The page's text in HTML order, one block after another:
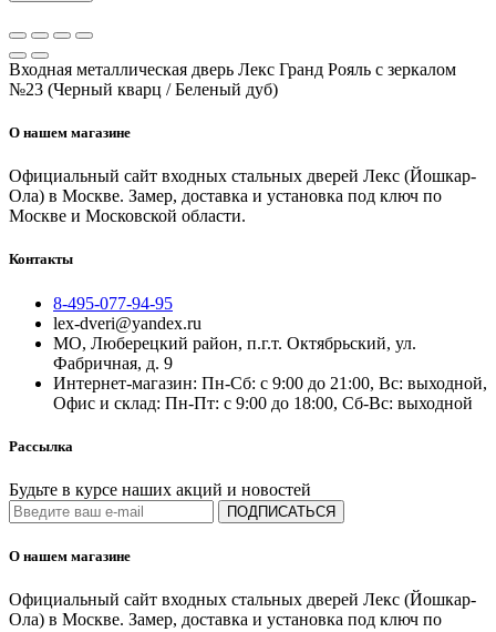
Входная металлическая дверь Лекс Гранд Рояль с зеркалом
№23 (Черный кварц / Беленый дуб)
О нашем магазине
Официальный сайт входных стальных дверей Лекс (Йошкар-
Ола) в Москве. Замер, доставка и установка под ключ по
Москве и Московской области.
Контакты
8-495-077-94-95
lex-dveri@yandex.ru
МО, Люберецкий район, п.г.т. Октябрьский, ул.
Фабричная, д. 9
Интернет-магазин: Пн-Сб: с 9:00 до 21:00, Вс: выходной,
Офис и склад: Пн-Пт: с 9:00 до 18:00, Сб-Вс: выходной
Рассылка
Будьте в курсе наших акций и новостей
ПОДПИСАТЬСЯ
О нашем магазине
Официальный сайт входных стальных дверей Лекс (Йошкар-
Ола) в Москве. Замер, доставка и установка под ключ по